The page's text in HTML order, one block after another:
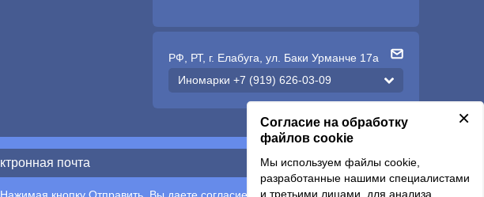
РФ, РТ, г. Елабуга, ул. Баки Урманче 17а
Иномарки +7 (919) 626-03-09
Подписаться
×
Согласие на обработку
файлов cookie
Мы используем файлы cookie,
разработанные нашими специалистами
и третьими лицами, для анализа